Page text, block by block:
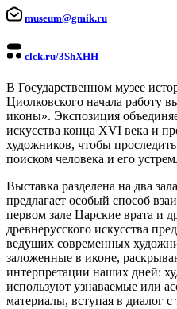
museum@gmik.ru
clck.ru/3ShXHH
В Государственном музее
Циолковского начала работу
иконы». Экспозиция
искусства конца XVI века и
художников, чтобы
поиском человека и его
Выставка разделена на два
предлагает особый способ
первом зале Царские врата и
древнерусского искусства
ведущих современных
заложенные в иконе,
интерпретации наших дней:
используют узнаваемые или
материалы, вступая в диалог с